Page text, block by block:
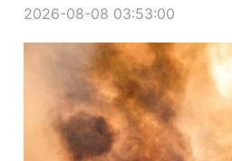
2026-08-08 03:53:00